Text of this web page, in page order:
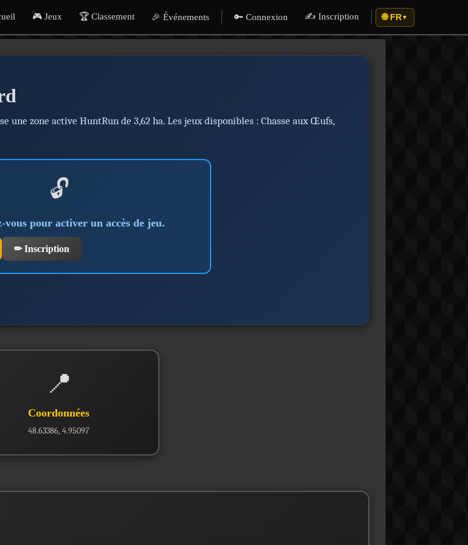
🎮 Jeux 🏆 Classement 🎉 Événements 🔑 Connexion ✍️ Inscription 🌐 FR▼
une zone active HuntRun de 3,62 ha. Les jeux disponibles : Chasse aux Œufs,
🔓
vous pour activer un accès de jeu.
✏ Inscription
📍
Coordonnées
48.63386, 4.95097